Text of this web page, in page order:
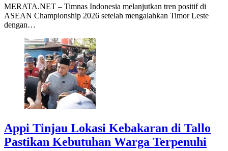
MERATA.NET – Timnas Indonesia melanjutkan tren positif di
ASEAN Championship 2026 setelah mengalahkan Timor Leste
dengan…
Appi Tinjau Lokasi Kebakaran di Tallo
Pastikan Kebutuhan Warga Terpenuhi